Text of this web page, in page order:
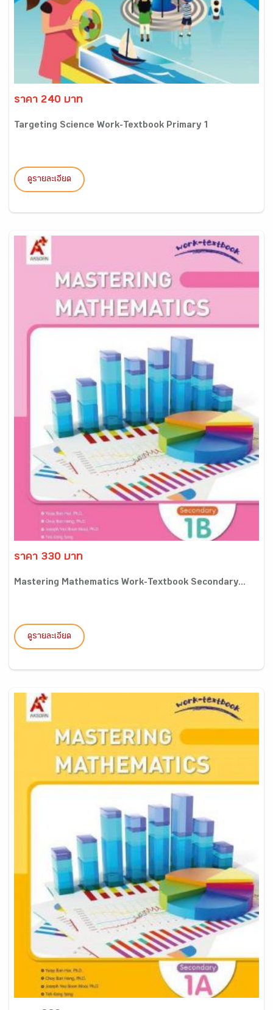
ราคา 240 บาท
Targeting Science Work-Textbook Primary 1
ดูรายละเอียด
ราคา 330 บาท
Mastering Mathematics Work-Textbook Secondary...
ดูรายละเอียด